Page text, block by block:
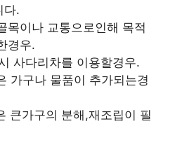
다.
목이나 교통으로인해 목적
경우.
사다리차를 이용할경우.
가구나 물품이 추가되는경
큰가구의 분해,재조립이 필